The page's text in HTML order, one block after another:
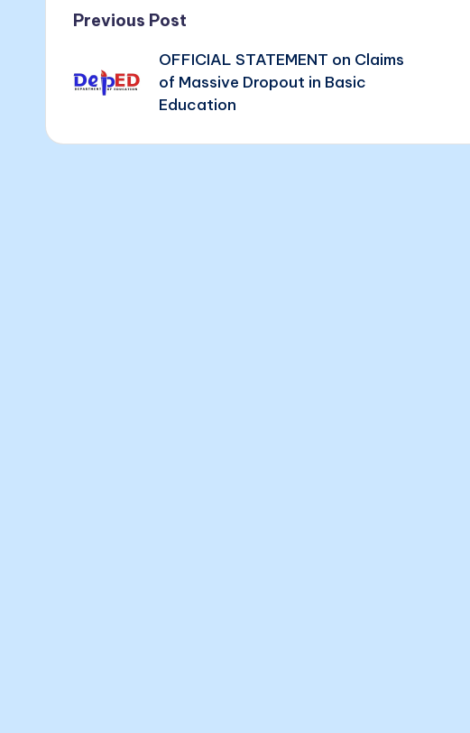
Post
navigation
Previous Post
OFFICIAL STATEMENT on Claims
of Massive Dropout in Basic
Education